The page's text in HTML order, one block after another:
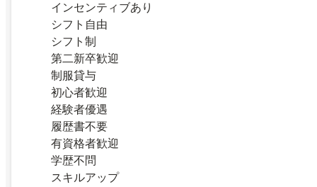
インセンティブあり
シフト自由
シフト制
第二新卒歓迎
制服貸与
初心者歓迎
経験者優遇
履歴書不要
有資格者歓迎
学歴不問
スキルアップ